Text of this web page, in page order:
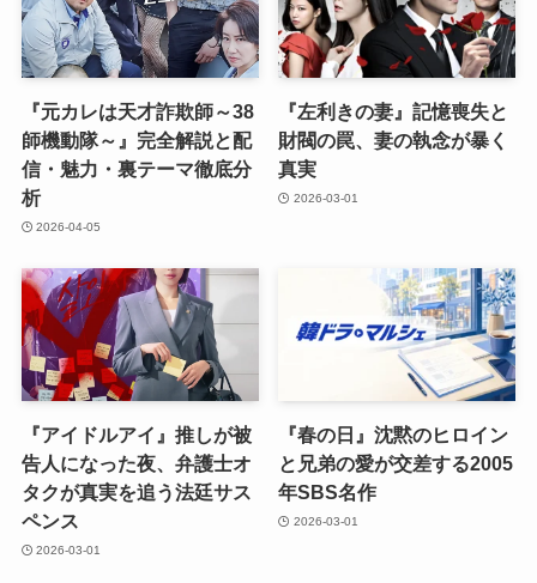
『元カレは天才詐欺師～38
師機動隊～』完全解説と配
信・魅力・裏テーマ徹底分
析
2026-04-05
『左利きの妻』記憶喪失と
財閥の罠、妻の執念が暴く
真実
2026-03-01
『アイドルアイ』推しが被
告人になった夜、弁護士オ
タクが真実を追う法廷サス
ペンス
2026-03-01
『春の日』沈黙のヒロイン
と兄弟の愛が交差する2005
年SBS名作
2026-03-01